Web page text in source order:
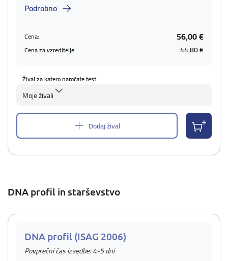
Podrobno
Cena: 56,00 €
Cena za vzreditelje: 44,80 €
Žival za katero naročate test
Moje živali
Dodaj žival
DNA profil in starševstvo
DNA profil (ISAG 2006)
Povprečni čas izvedbe: 4-5 dni